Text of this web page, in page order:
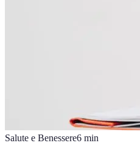
Salute e Benessere6 min